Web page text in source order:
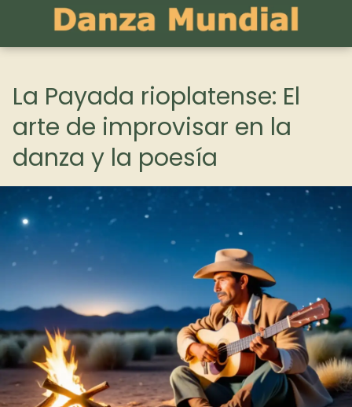
La Payada rioplatense: El
arte de improvisar en la
danza y la poesía